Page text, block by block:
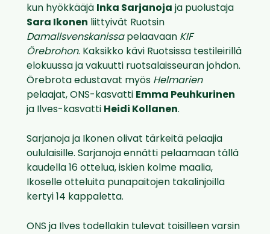
kun hyökkääjä Inka Sarjanoja ja puolustaja
Sara Ikonen liittyivät Ruotsin
Damallsvenskanissapelaavaan KIF
Örebrohon. Kaksikko kävi Ruotsissa testileirillä
elokuussa ja vakuutti ruotsalaisseuran johdon.
Örebrota edustavat myös Helmarien
pelaajat, ONS-kasvatti Emma Peuhkurinen
ja Ilves-kasvatti Heidi Kollanen.
Sarjanoja ja Ikonen olivat tärkeitä pelaajia
oululaisille. Sarjanoja ennätti pelaamaan tällä
kaudella 16 ottelua, iskien kolme maalia,
Ikoselle otteluita punapaitojen takalinjoilla
kertyi 14 kappaletta.
ONS ja Ilves todellakin tulevat toisilleen varsin